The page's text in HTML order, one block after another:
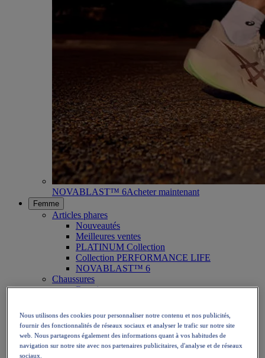
NOVABLAST™ 6Acheter maintenant
Femme
Articles phares
Nouveautés
Meilleures ventes
PLATINUM Collection
Collection PERFORMANCE LIFE
NOVABLAST™ 6
Chaussures
Running
Tennis
Volley
Handball
Padel
Nous utilisons des cookies pour personnaliser notre contenu et nos publicités,
fournir des fonctionnalités de réseaux sociaux et analyser le trafic sur notre site
web. Nous partageons également des informations quant à vos habitudes de
navigation sur notre site avec nos partenaires publicitaires, d'analyse et de réseaux
sociaux.